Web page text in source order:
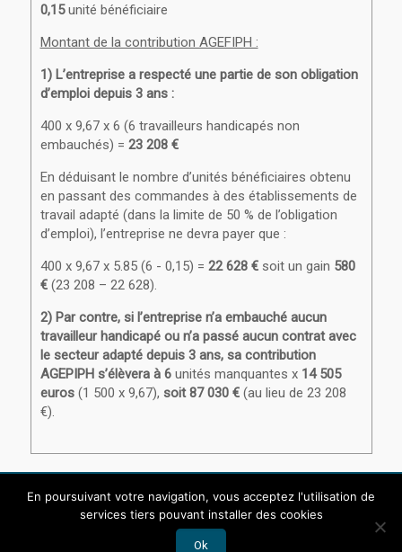
0,15unité bénéficiaire
Montant de la contribution AGEFIPH :
1) L’entreprise a respecté une partie de son obligation
d’emploi depuis 3 ans :
400 x 9,67 x 6 (6 travailleurs handicapés non
embauchés) = 23 208 €
En déduisant le nombre d’unités bénéficiaires obtenu
en passant des commandes à des établissements de
travail adapté (dans la limite de 50 % de l’obligation
d’emploi), l’entreprise ne devra payer que :
400 x 9,67 x 5.85 (6 - 0,15) = 22 628 €soit un gain 580
€(23 208 – 22 628).
2) Par contre, si l’entreprise n’a embauché aucun
travailleur handicapé ou n’a passé aucun contrat avec
le secteur adapté depuis 3 ans, sa contribution
AGEPIPH s’élèvera à 6unités manquantes x 14 505
euros(1 500 x 9,67), soit 87 030 €(au lieu de 23 208
€).
Mentions légales et politique de confidentialité
Teds : Création site Internet Bourg-en-Bresse
En poursuivant votre navigation, vous acceptez l'utilisation de
services tiers pouvant installer des cookies
Ok